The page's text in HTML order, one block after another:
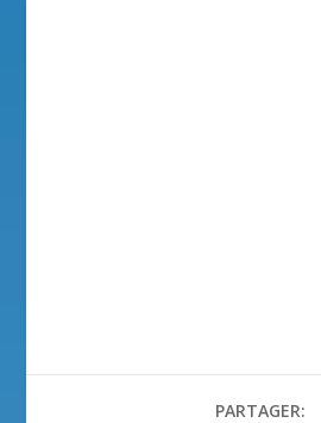
PARTAGER: